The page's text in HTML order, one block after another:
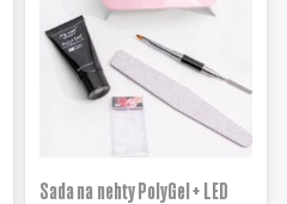
Sada na nehty PolyGel + LED